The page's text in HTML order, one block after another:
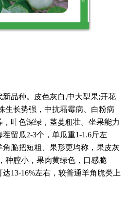
品种。皮色灰白,中大型果;开花
生长势强，中抗霜霉病、白粉病
叶色深绿，茎蔓粗壮。坐果能力
留瓜2-3个，单瓜重1-1.6斤左
脆把短粗、果形更均称，果皮灰
种腔小，果肉黄绿色，口感脆
13-16%左右，较普通羊角脆类上